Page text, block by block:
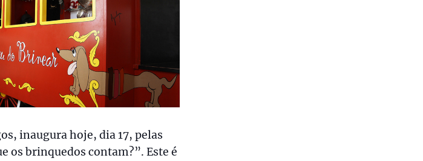
inaugura hoje, dia 17, pelas
os brinquedos contam?”. Este é